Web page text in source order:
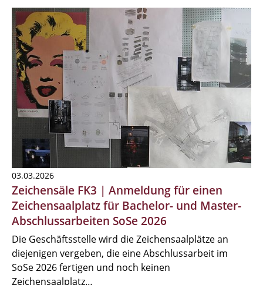
03.03.2026
Zeichensäle FK3 | Anmeldung für einen
Zeichensaalplatz für Bachelor- und Master-
Abschlussarbeiten SoSe 2026
Die Geschäftsstelle wird die Zeichensaalplätze an
diejenigen vergeben, die eine Abschlussarbeit im
SoSe 2026 fertigen und noch keinen
Zeichensaalplatz…